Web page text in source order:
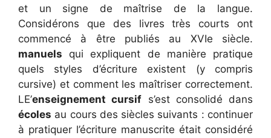
et un signe de maîtrise de la langue.
Considérons que des livres très courts ont
commencé à être publiés au XVIe siècle.
manuels qui expliquent de manière pratique
quels styles d’écriture existent (y compris
cursive) et comment les maîtriser correctement.
LE’enseignement cursif s’est consolidé dans
écoles au cours des siècles suivants : continuer
à pratiquer l’écriture manuscrite était considéré